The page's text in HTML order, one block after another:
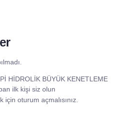
HİDROLİK BÜYÜK KENETLEME
ilk kişi siz olun
için oturum açmalısınız